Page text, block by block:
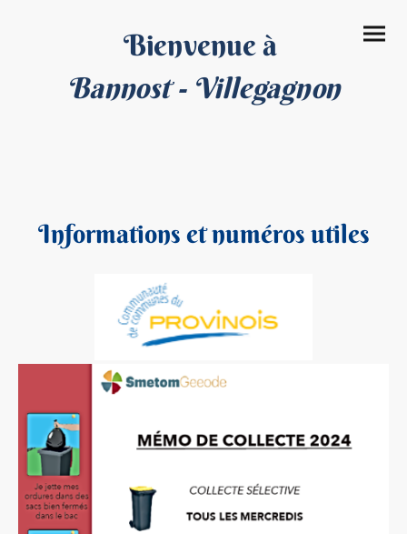
Bienvenue à
Bannost - Villegagnon
Informations et numéros utiles